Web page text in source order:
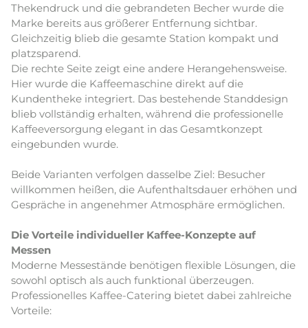
Thekendruck und die gebrandeten Becher wurde die
Marke bereits aus größerer Entfernung sichtbar.
Gleichzeitig blieb die gesamte Station kompakt und
platzsparend.
Die rechte Seite zeigt eine andere Herangehensweise.
Hier wurde die Kaffeemaschine direkt auf die
Kundentheke integriert. Das bestehende Standdesign
blieb vollständig erhalten, während die professionelle
Kaffeeversorgung elegant in das Gesamtkonzept
eingebunden wurde.
Beide Varianten verfolgen dasselbe Ziel: Besucher
willkommen heißen, die Aufenthaltsdauer erhöhen und
Gespräche in angenehmer Atmosphäre ermöglichen.
Die Vorteile individueller Kaffee-Konzepte auf
Messen
Moderne Messestände benötigen flexible Lösungen, die
sowohl optisch als auch funktional überzeugen.
Professionelles Kaffee-Catering bietet dabei zahlreiche
Vorteile: